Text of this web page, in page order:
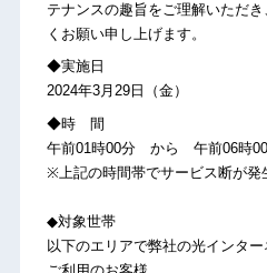
テナンスの趣旨をご理解いただ
くお願い申し上げます。
◆実施日
2024年3月29日（金）
◆時 間
午前01時00分 から 午前06時
※上記の時間帯でサービス断が発
◆対象世帯
以下のエリアで弊社の光インタ